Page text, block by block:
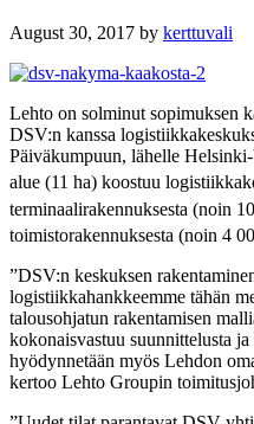
August 30, 2017 by kerttuvali
Lehto on solminut sopimuksen
DSV:n kanssa
Päiväkumpuun, lähelle
alue (11 ha) koostuu
terminaalirakennuksesta (noin
toimistorakennuksesta (noin 4
”DSV:n keskuksen
logistiikkahankkeemme tähän
talousohjatun rakentamisen
kokonaisvastuu suunnittelusta ja
hyödynnetään myös Lehdon
kertoo Lehto Groupin